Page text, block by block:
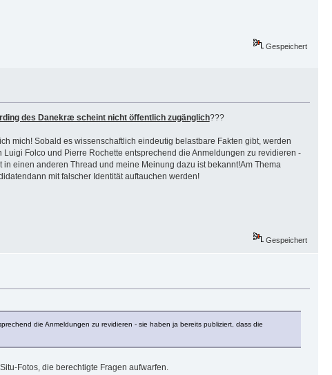
Gespeichert
des Danekræ scheint nicht öffentlich zugänglich???
mich! Sobald es wissenschaftlich eindeutig belastbare Fakten gibt, werden
Folco und Pierre Rochette entsprechend die Anmeldungen zu revidieren -
einen anderen Thread und meine Meinung dazu ist bekannt!Am Thema
mit falscher Identität auftauchen werden!
Gespeichert
die Anmeldungen zu revidieren - sie haben ja bereits publiziert, dass die
Fotos, die berechtigte Fragen aufwarfen.